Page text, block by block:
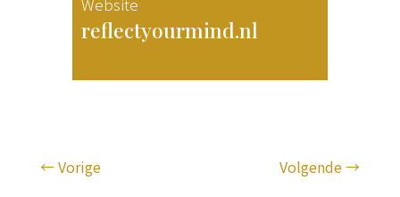
reflectyourmind.nl
←Vorige Volgende→